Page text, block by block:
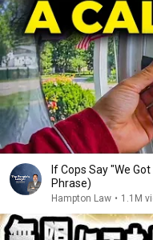
If Cops Say "We
Phrase)
Hampton Law • 1.1M